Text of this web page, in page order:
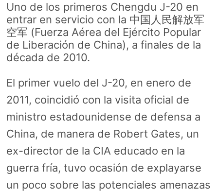
Uno de los primeros Chengdu J-20 en
entrar en servicio con la 中国人民解放军
空军 (Fuerza Aérea del Ejército Popular
de Liberación de China), a finales de la
década de 2010.
El primer vuelo del J-20, en enero de
2011, coincidió con la visita oficial de
ministro estadounidense de defensa a
China, de manera de Robert Gates, un
ex-director de la CIA educado en la
guerra fría, tuvo ocasión de explayarse
un poco sobre las potenciales amenazas